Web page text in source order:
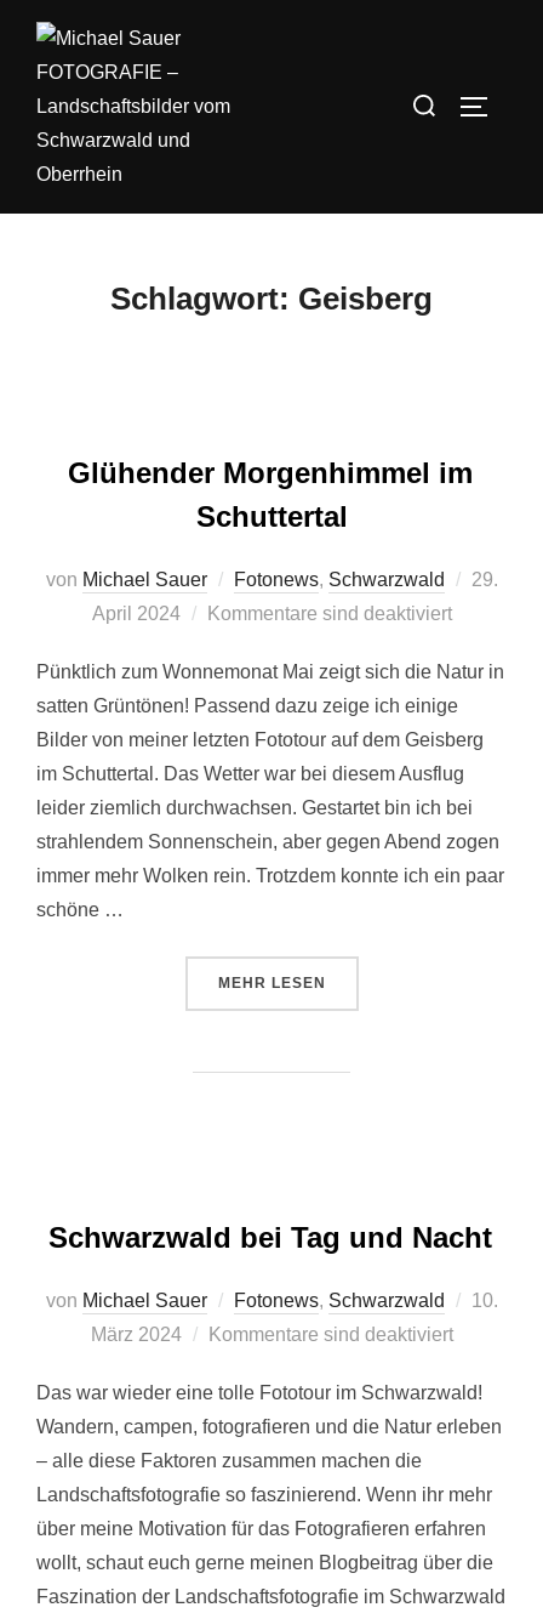
springen
Suchen
Schlagwort: Geisberg
Glühender Morgenhimmel im
Schuttertal
von Michael Sauer Fotonews, Schwarzwald
29.
April 2024
Kommentare sind deaktiviert
Pünktlich zum Wonnemonat Mai zeigt sich die Natur in
satten Grüntönen! Passend dazu zeige ich einige
Bilder von meiner letzten Fototour auf dem Geisberg
im Schuttertal. Das Wetter war bei diesem Ausflug
leider ziemlich durchwachsen. Gestartet bin ich bei
strahlendem Sonnenschein, aber gegen Abend zogen
immer mehr Wolken rein. Trotzdem konnte ich ein paar
schöne …
MEHR ÜBER „GLÜHENDER
LESEN
Schwarzwald bei Tag und Nacht
von Michael Sauer Fotonews, Schwarzwald
10.
März 2024
Kommentare sind deaktiviert
Das war wieder eine tolle Fototour im Schwarzwald!
Wandern, campen, fotografieren und die Natur erleben
– alle diese Faktoren zusammen machen die
Landschaftsfotografie so faszinierend. Wenn ihr mehr
über meine Motivation für das Fotografieren erfahren
wollt, schaut euch gerne meinen Blogbeitrag über die
Faszination der Landschaftsfotografie im Schwarzwald